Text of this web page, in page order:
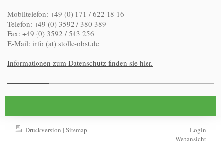
Mobiltelefon: +49 (0) 171 / 622 18 16
Telefon: +49 (0) 3592 / 380 389
Fax: +49 (0) 3592 / 543 256
E-Mail: info (at) stolle-obst.de
Informationen zum Datenschutz finden sie hier.
Druckversion | Sitemap
Login
Webansicht